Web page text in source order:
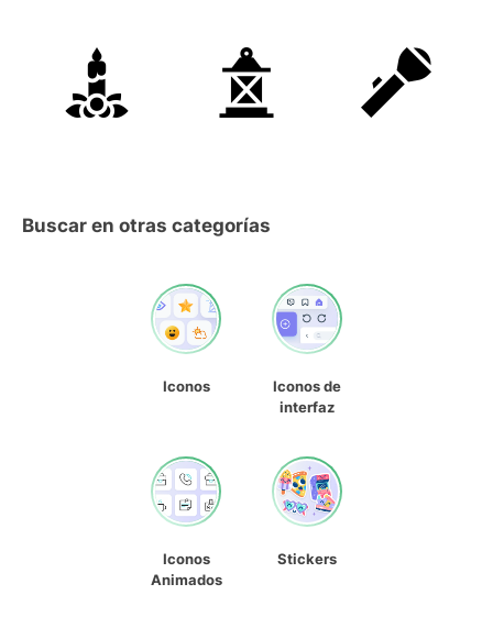
Buscar en otras categorías
Iconos
Iconos de
interfaz
Iconos
Animados
Stickers